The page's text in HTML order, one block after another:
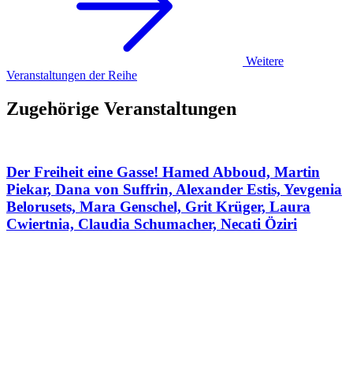
Weitere
Veranstaltungen der Reihe
Zugehörige Veranstaltungen
Der Freiheit eine Gasse! Hamed Abboud, Martin
Piekar, Dana von Suffrin, Alexander Estis, Yevgenia
Belorusets, Mara Genschel, Grit Krüger, Laura
Cwiertnia, Claudia Schumacher, Necati Öziri